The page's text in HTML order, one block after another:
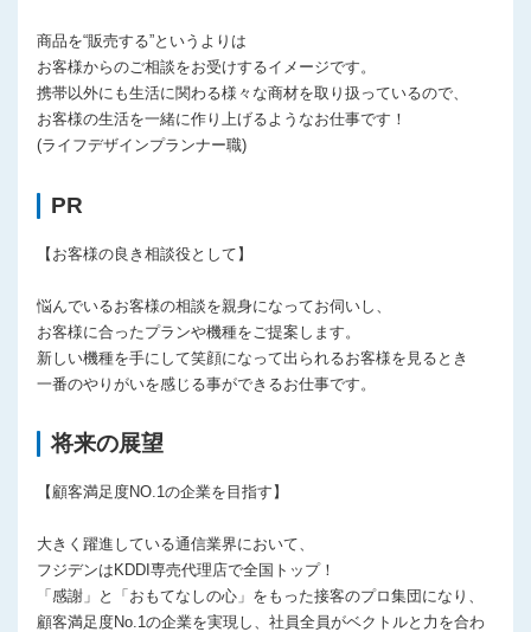
商品を“販売する”というよりは
お客様からのご相談をお受けするイメージです。
携帯以外にも生活に関わる様々な商材を取り扱っているので、
お客様の生活を一緒に作り上げるようなお仕事です！
(ライフデザインプランナー職)
PR
【お客様の良き相談役として】
悩んでいるお客様の相談を親身になってお伺いし、
お客様に合ったプランや機種をご提案します。
新しい機種を手にして笑顔になって出られるお客様を見るとき
一番のやりがいを感じる事ができるお仕事です。
将来の展望
【顧客満足度NO.1の企業を目指す】
大きく躍進している通信業界において、
フジデンはKDDI専売代理店で全国トップ！
「感謝」と「おもてなしの心」をもった接客のプロ集団になり、
顧客満足度No.1の企業を実現し、社員全員がベクトルと力を合わ